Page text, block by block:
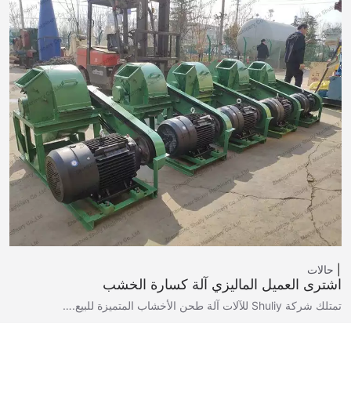
حالات
اشترى العميل الماليزي آلة كسارة الخشب
تمتلك شركة Shuliy للآلات آلة طحن الأخشاب المتميزة للبيع.…